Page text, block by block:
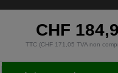
CHF
TTC (CHF 171,05 TVA non